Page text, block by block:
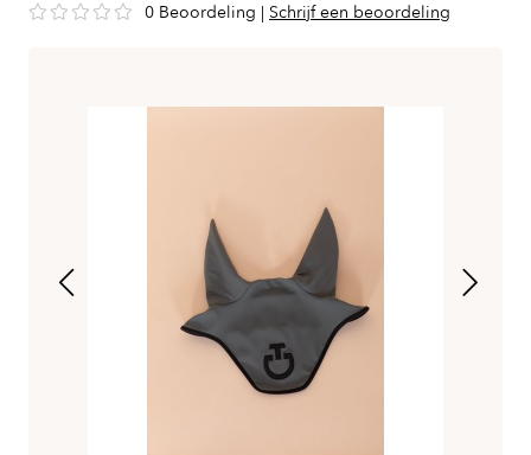
0 Beoordeling | Schrijf een beoordeling